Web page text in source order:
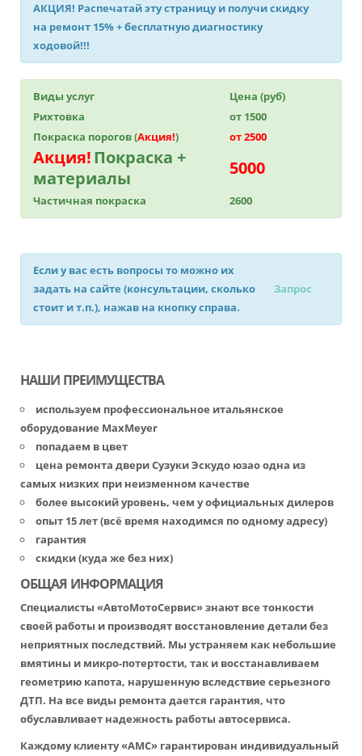
АКЦИЯ! Распечатай эту страницу и получискидку
на ремонт 15%+ бесплатную диагностику
ходовой!!!
Виды услуг
Цена (руб)
Рихтовка
от 1500
Покраска порогов (Акция!) от 2500
Акция!Покраска +
материалы
5000
Частичная покраска 2600
Если у вас есть вопросы то можно их
задать на сайте (консультации, сколько
стоит и т.п.), нажав на кнопку справа.
Запрос
НАШИ ПРЕИМУЩЕСТВА
используем профессиональное итальянское
оборудование MaxMeyer
попадаем в цвет
цена ремонта двери Сузуки Эскудо юзао одна из
самых низких при неизменном качестве
более высокий уровень, чем у официальных дилеров
опыт 15 лет (всё время находимся по одному адресу)
гарантия
скидки (куда же без них)
ОБЩАЯ ИНФОРМАЦИЯ
Специалисты «АвтоМотоСервис» знают все тонкости
своей работы и производят восстановление детали без
неприятных последствий. Мы устраняем как небольшие
вмятины и микро-потертости, так и восстанавливаем
геометрию капота, нарушенную вследствие серьезного
ДТП. На все виды ремонта дается гарантия, что
обуславливает надежность работы автосервиса.
Каждому клиенту «АМС» гарантирован индивидуальный